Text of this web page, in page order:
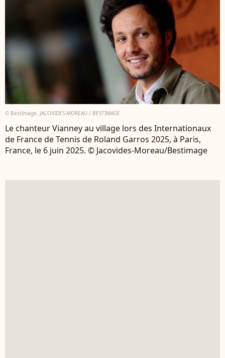
© BestImage, JACOVIDES-MOREAU / BESTIMAGE
Le chanteur Vianney au village lors des Internationaux
de France de Tennis de Roland Garros 2025, à Paris,
France, le 6 juin 2025. © Jacovides-Moreau/Bestimage